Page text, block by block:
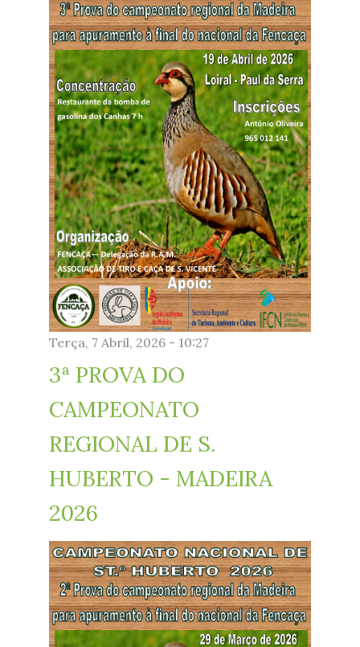
Terça, 7 Abril, 2026 - 10:27
3ª PROVA DO
CAMPEONATO
REGIONAL DE S.
HUBERTO - MADEIRA
2026